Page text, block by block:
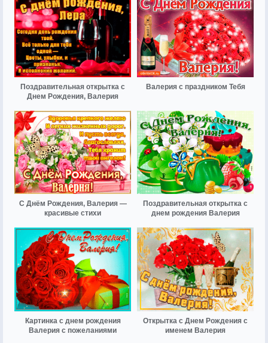
Поздравительная открытка с
Днем Рождения, Валерия
Валерия с праздником Тебя
С Днём Рождения, Валерия —
красивые стихи
Поздравительная открытка с
днем рождения Валерия
Картинка с днем рождения
Валерия с пожеланиями
Открытка с Днем Рождения с
именем Валерия